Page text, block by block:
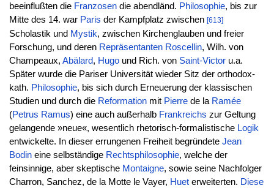
beeinflußten die Franzosendie abendländ. Philosophie, bis zur
Mitte des 14. war Paris der Kampfplatz zwischen [613]
Scholastik und Mystik, zwischen Kirchenglauben und freier
Forschung, und deren Repräsentanten Roscellin, Wilh. von
Champeaux, Abälard, Hugound Rich. von Saint-Victoru.a.
Später wurde die Pariser Universität wieder Sitz der orthodox-
kath. Philosophie, bis sich durch Erneuerung der klassischen
Studien und durch die Reformationmit Pierrede la Ramée
(Petrus Ramus) eine auch außerhalb Frankreichs zur Geltung
gelangende »neue«, wesentlich rhetorisch-formalistische Logik
entwickelte. In dieser errungenen Freiheit begründete Jean
Bodineine selbständige Rechtsphilosophie, welche der
feinsinnige, aber skeptische Montaigne, sowie seine Nachfolger
Charron, Sanchez, de la Motte le Vayer, Hueterweiterten. Diese